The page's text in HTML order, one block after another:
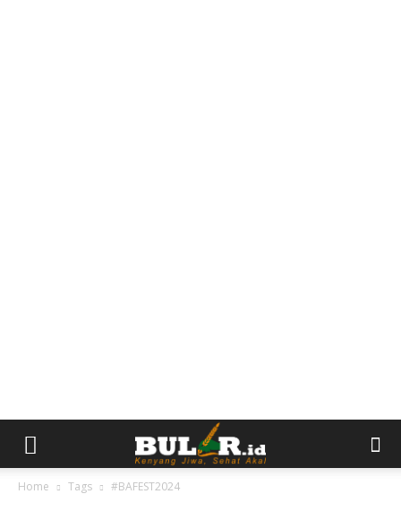
Home Tags #BAFEST2024